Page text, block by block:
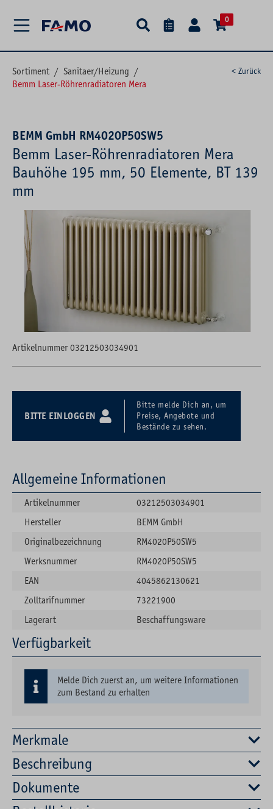
0
Sortiment / Sanitaer/Heizung /
Bemm Laser-Röhrenradiatoren Mera
< Zurück
BEMM GmbH RM4020P50SW5
Bemm Laser-Röhrenradiatoren Mera
Bauhöhe 195 mm, 50 Elemente, BT 139
mm
Bildergalerie überspringen
Artikelnummer 03212503034901
BITTE EINLOGGEN
Bitte melde Dich an, um
Preise, Angebote und
Bestände zu sehen.
Merkmale
Beschreibung
Dokumente
Allgemeine Informationen
Artikelnummer
03212503034901
Hersteller
BEMM GmbH
Originalbezeichnung
RM4020P50SW5
Werksnummer
RM4020P50SW5
EAN
4045862130621
Zolltarifnummer
73221900
Lagerart
Beschaffungsware
Verfügbarkeit
Melde Dich zuerst an, um weitere Informationen
zum Bestand zu erhalten